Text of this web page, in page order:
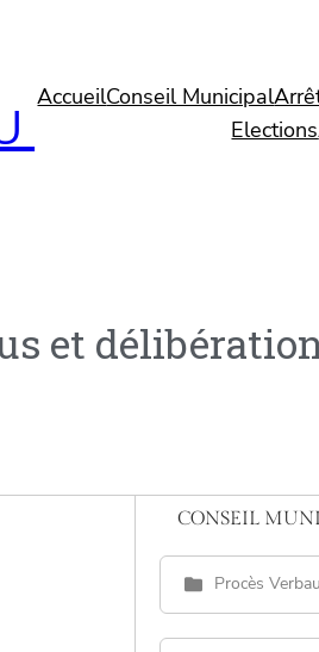
AccueilConseil Municipal
Elections
et
CONSEIL
Procès